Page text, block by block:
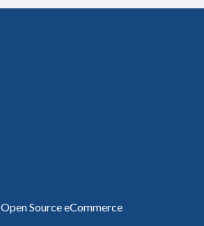
Open Source eCommerce